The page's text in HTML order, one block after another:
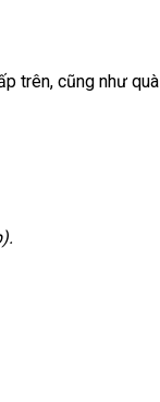
trên, cũng như